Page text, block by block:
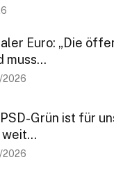
Euro: „Die
muss...
2026
PSD-Grün ist für
weit...